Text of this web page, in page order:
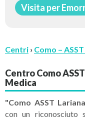
Visita per
Centri › Como –
Centro Como
Medica
"Como ASST Lariana
con un riconosciuto